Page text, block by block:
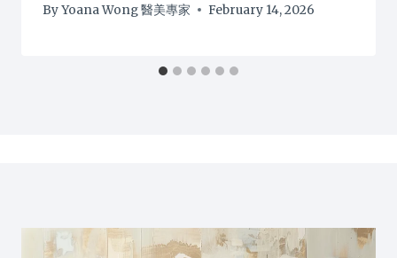
ByYoana Wong 醫美專家 February 14, 2026